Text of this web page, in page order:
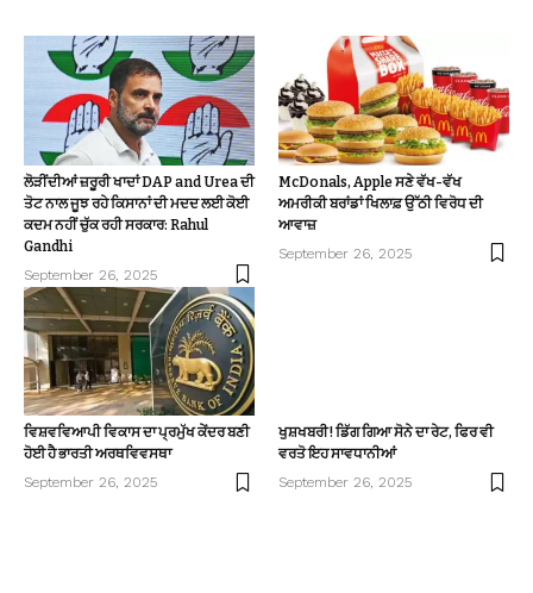
ਲੋੜੀਂਦੀਆਂ ਜ਼ਰੂਰੀ ਖਾਦਾਂ DAP and Urea ਦੀ
ਤੋਟ ਨਾਲ ਜੂਝ ਰਹੇ ਕਿਸਾਨਾਂ ਦੀ ਮਦਦ ਲਈ ਕੋਈ
ਕਦਮ ਨਹੀਂ ਚੁੱਕ ਰਹੀ ਸਰਕਾਰ: Rahul
Gandhi
September 26, 2025
McDonals, Apple ਸਣੇ ਵੱਖ-ਵੱਖ
ਅਮਰੀਕੀ ਬਰਾਂਡਾਂ ਖਿਲਾਫ਼ ਉੱਠੀ ਵਿਰੋਧ ਦੀ
ਆਵਾਜ਼
September 26, 2025
ਵਿਸ਼ਵਵਿਆਪੀ ਵਿਕਾਸ ਦਾ ਪ੍ਰਮੁੱਖ ਕੇਂਦਰ ਬਣੀ
ਹੋਈ ਹੈ ਭਾਰਤੀ ਅਰਥਵਿਵਸਥਾ
September 26, 2025
ਖੁਸ਼ਖਬਰੀ! ਡਿੱਗ ਗਿਆ ਸੋਨੇ ਦਾ ਰੇਟ, ਫਿਰ ਵੀ
ਵਰਤੋ ਇਹ ਸਾਵਧਾਨੀਆਂ
September 26, 2025